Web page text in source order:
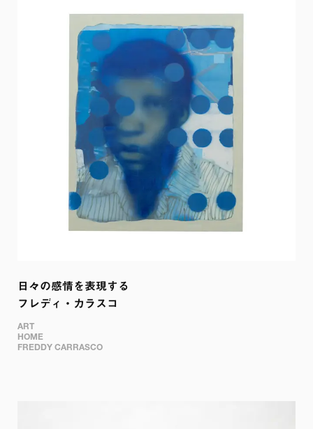
日々の感情を表現する
フレディ・カラスコ
ART
HOME
FREDDY CARRASCO